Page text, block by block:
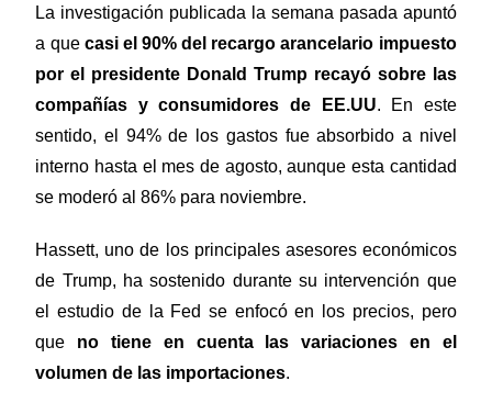
La investigación publicada la semana pasada apuntó
a que casi el 90% del recargo arancelario impuesto
por el presidente Donald Trump recayó sobre las
compañías y consumidores de EE.UU. En este
sentido, el 94% de los gastos fue absorbido a nivel
interno hasta el mes de agosto, aunque esta cantidad
se moderó al 86% para noviembre.
Hassett, uno de los principales asesores económicos
de Trump, ha sostenido durante su intervención que
el estudio de la Fed se enfocó en los precios, pero
que no tiene en cuenta las variaciones en el
volumen de las importaciones.